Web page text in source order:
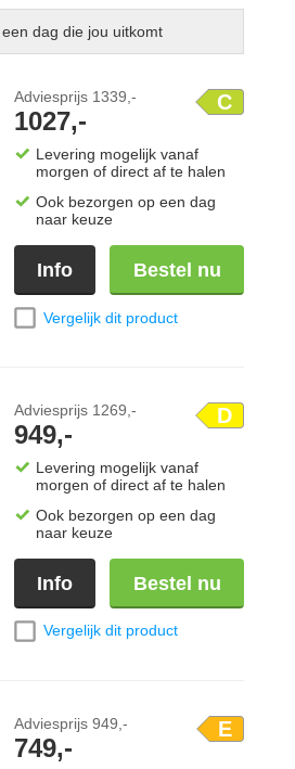
dag die jou uitkomt
C
Adviesprijs 1339,-
1027,-
Levering mogelijk vanaf
morgen of direct af te halen
Ook bezorgen op een dag
naar keuze
Info Bestel nu
Vergelijk dit product
D
Adviesprijs 1269,-
949,-
Levering mogelijk vanaf
morgen of direct af te halen
Ook bezorgen op een dag
naar keuze
Info Bestel nu
Vergelijk dit product
E
Adviesprijs 949,-
749,-